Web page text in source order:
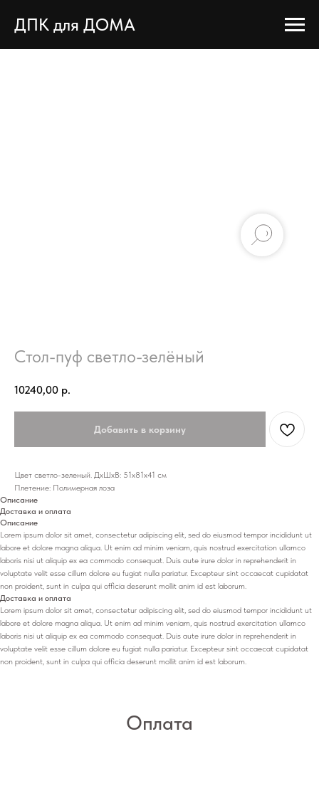
ДПК для ДОМА
Стол-пуф светло-зелёный
10240,00 р.
Добавить в корзину
Цвет светло-зеленый. ДхШхВ: 51х81х41 см
Плетение: Полимерная лоза
Описание
Доставка и оплата
Описание
Lorem ipsum dolor sit amet, consectetur adipiscing elit, sed do eiusmod tempor incididunt ut
labore et dolore magna aliqua. Ut enim ad minim veniam, quis nostrud exercitation ullamco
laboris nisi ut aliquip ex ea commodo consequat. Duis aute irure dolor in reprehenderit in
voluptate velit esse cillum dolore eu fugiat nulla pariatur. Excepteur sint occaecat cupidatat
non proident, sunt in culpa qui officia deserunt mollit anim id est laborum.
Доставка и оплата
Lorem ipsum dolor sit amet, consectetur adipiscing elit, sed do eiusmod tempor incididunt ut
labore et dolore magna aliqua. Ut enim ad minim veniam, quis nostrud exercitation ullamco
laboris nisi ut aliquip ex ea commodo consequat. Duis aute irure dolor in reprehenderit in
voluptate velit esse cillum dolore eu fugiat nulla pariatur. Excepteur sint occaecat cupidatat
non proident, sunt in culpa qui officia deserunt mollit anim id est laborum.
Оплата